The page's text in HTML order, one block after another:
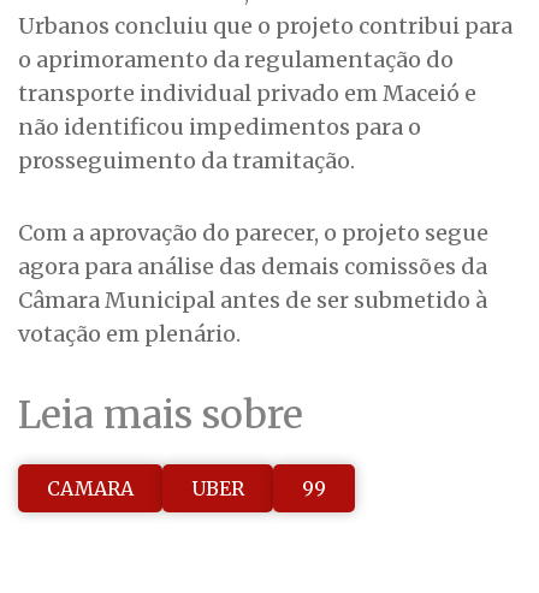
Urbanos concluiu que o projeto contribui para
o aprimoramento da regulamentação do
transporte individual privado em Maceió e
não identificou impedimentos para o
prosseguimento da tramitação.
Com a aprovação do parecer, o projeto segue
agora para análise das demais comissões da
Câmara Municipal antes de ser submetido à
votação em plenário.
Leia mais sobre
CAMARA UBER 99